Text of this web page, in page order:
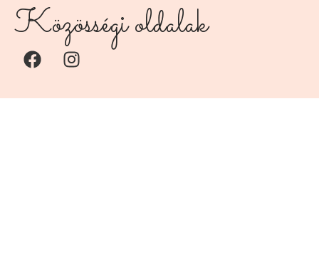
Közösségi oldalak